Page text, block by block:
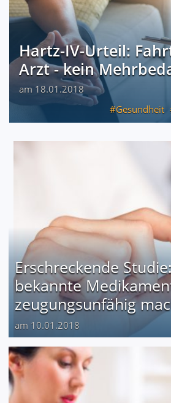
Hartz-IV-Urteil:
Arzt - kein
am 18.01.2018
Gesundheit
Erschreckende
bekannte
zeugungsunfähig
am 10.01.2018